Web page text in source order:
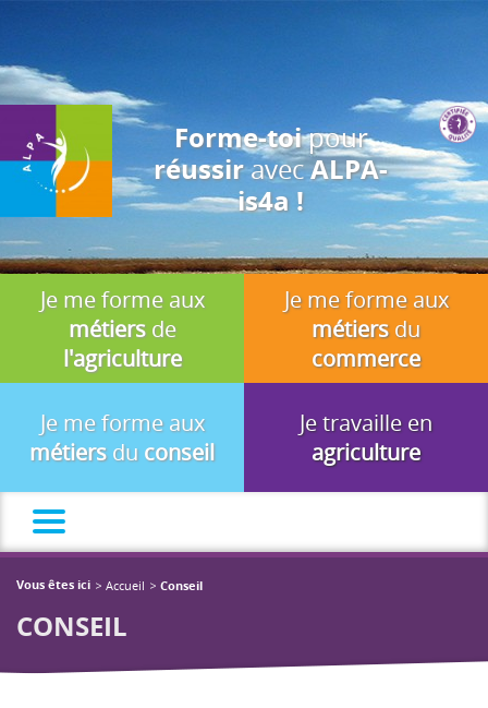
des fins d'analyse, de pertinence et de publicité.
Forme-toipour
réussiravecALPA-
is4a !
Je me forme aux
métiersde
l'agriculture
Je me forme aux
métiersdu
commerce
Je me forme aux
métiersdu conseil
Je travaille en
agriculture
Vous êtes ici Accueil Conseil
CONSEIL